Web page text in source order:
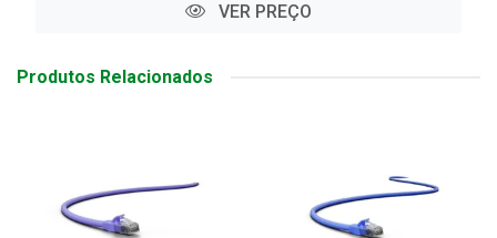
VER PREÇO
Produtos Relacionados